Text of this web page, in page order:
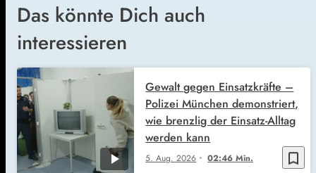
Das könnte Dich auch
interessieren
bookmark_border
5. Aug. 2026 02:46 Min.
Gewalt gegen Einsatzkräfte –
Polizei München demonstriert,
wie brenzlig der Einsatz-Alltag
werden kann